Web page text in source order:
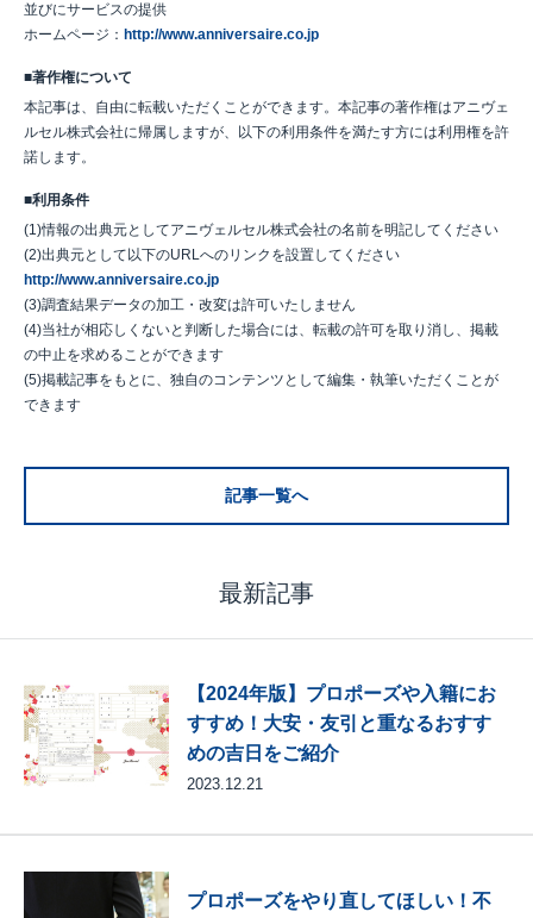
並びにサービスの提供
ホームページ： http://www.anniversaire.co.jp
■著作権について
本記事は、自由に転載いただくことができます。本記事の著作権はアニヴェ
ルセル株式会社に帰属しますが、以下の利用条件を満たす方には利用権を許
諾します。
■利用条件
(1)情報の出典元としてアニヴェルセル株式会社の名前を明記してください
(2)出典元として以下のURLへのリンクを設置してください
http://www.anniversaire.co.jp
(3)調査結果データの加工・改変は許可いたしません
(4)当社が相応しくないと判断した場合には、転載の許可を取り消し、掲載
の中止を求めることができます
(5)掲載記事をもとに、独自のコンテンツとして編集・執筆いただくことが
できます
記事一覧へ
最新記事
【2024年版】プロポーズや入籍にお
すすめ！大安・友引と重なるおすす
めの吉日をご紹介
2023.12.21
プロポーズをやり直してほしい！不